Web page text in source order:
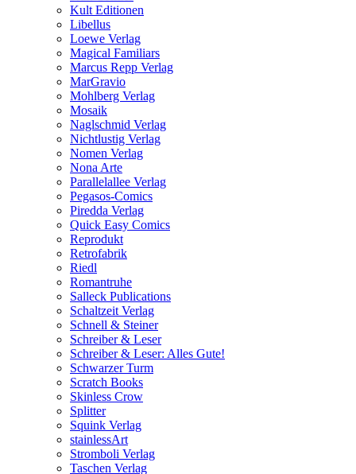
Kult Editionen
Libellus
Loewe Verlag
Magical Familiars
Marcus Repp Verlag
MarGravio
Mohlberg Verlag
Mosaik
Naglschmid Verlag
Nichtlustig Verlag
Nomen Verlag
Nona Arte
Parallelallee Verlag
Pegasos-Comics
Piredda Verlag
Quick Easy Comics
Reprodukt
Retrofabrik
Riedl
Romantruhe
Salleck Publications
Schaltzeit Verlag
Schnell & Steiner
Schreiber & Leser
Schreiber & Leser: Alles Gute!
Schwarzer Turm
Scratch Books
Skinless Crow
Splitter
Squink Verlag
stainlessArt
Stromboli Verlag
Taschen Verlag